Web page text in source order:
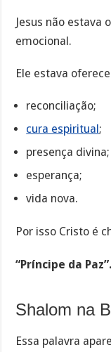
Jesus não estava
emocional.
Ele estava
reconciliação;
cura espiritual;
presença divina;
esperança;
vida nova.
Por isso Cristo é
“Príncipe da Paz”.
Shalom na
Essa palavra